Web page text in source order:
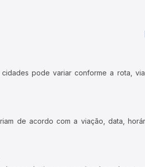
pode variar conforme a rota,
de acordo com a viação, data,